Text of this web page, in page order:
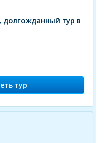
долгожданный тур в
тур